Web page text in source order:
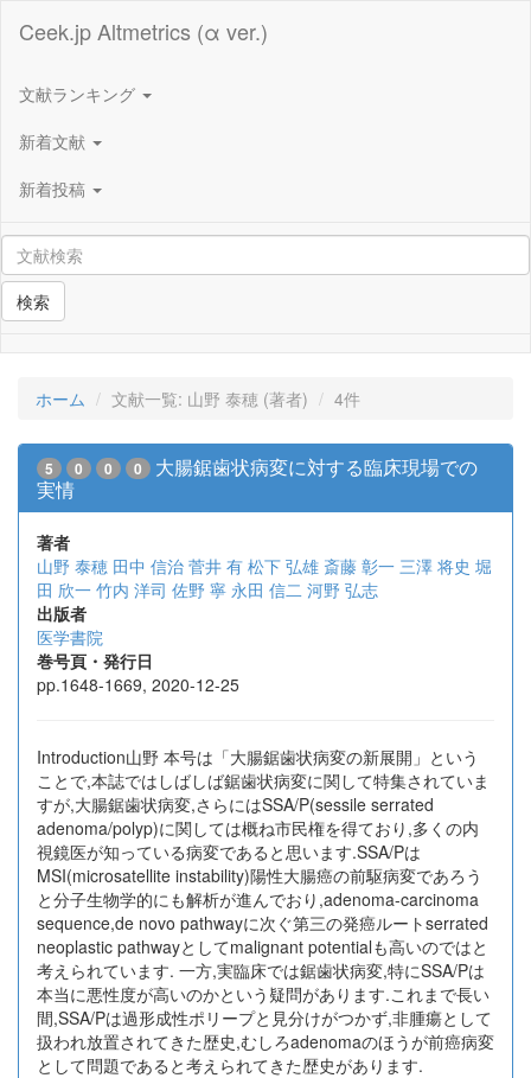
Ceek.jp Altmetrics (α ver.)
文献ランキング
新着文献
新着投稿
検索
ホーム 文献一覧: 山野 泰穂 (著者) 4件
5 0 0 0
大腸鋸歯状病変に対する臨床現場での
実情
著者
山野 泰穂 田中 信治 菅井 有 松下 弘雄 斎藤 彰一 三澤 将史 堀
田 欣一 竹内 洋司 佐野 寧 永田 信二 河野 弘志
出版者
医学書院
巻号頁・発行日
pp.1648-1669, 2020-12-25
Introduction山野 本号は「大腸鋸歯状病変の新展開」という
ことで,本誌ではしばしば鋸歯状病変に関して特集されていま
すが,大腸鋸歯状病変,さらにはSSA/P(sessile serrated
adenoma/polyp)に関しては概ね市民権を得ており,多くの内
視鏡医が知っている病変であると思います.SSA/Pは
MSI(microsatellite instability)陽性大腸癌の前駆病変であろう
と分子生物学的にも解析が進んでおり,adenoma-carcinoma
sequence,de novo pathwayに次ぐ第三の発癌ルートserrated
neoplastic pathwayとしてmalignant potentialも高いのではと
考えられています. 一方,実臨床では鋸歯状病変,特にSSA/Pは
本当に悪性度が高いのかという疑問があります.これまで長い
間,SSA/Pは過形成性ポリープと見分けがつかず,非腫瘍として
扱われ放置されてきた歴史,むしろadenomaのほうが前癌病変
として問題であると考えられてきた歴史があります.